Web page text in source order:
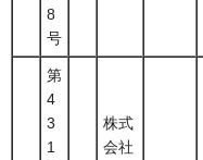
8
号
第
4
3
1
株式
会社